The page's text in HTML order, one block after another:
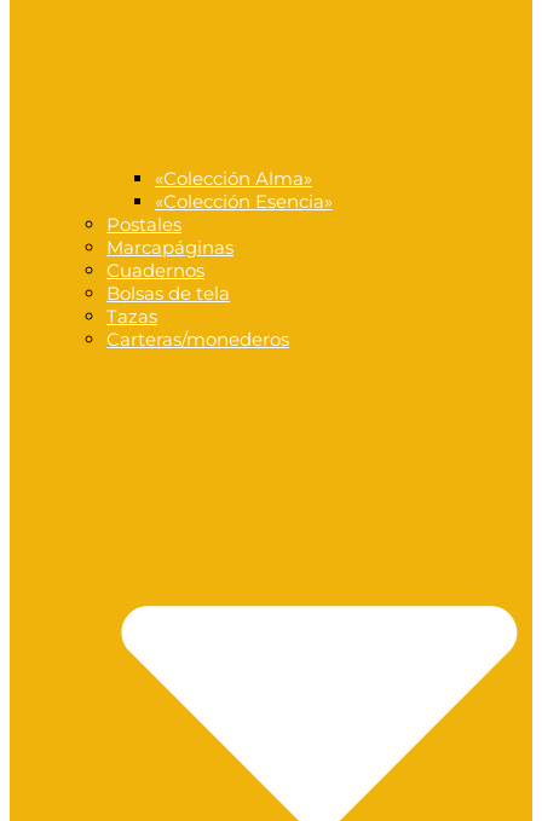
«Colección Alma»
«Colección Esencia»
Postales
Marcapáginas
Cuadernos
Bolsas de tela
Tazas
Carteras/monederos